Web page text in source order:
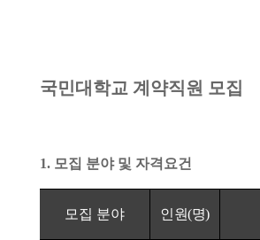
국민대학교 계약직원 모집
1. 모집 분야 및 자격요건
모집 분야 인원(명)